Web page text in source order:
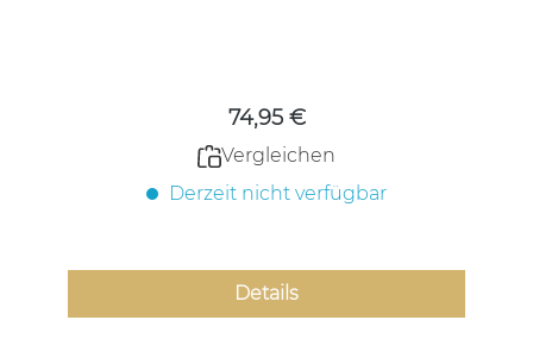
74,95 €
Vergleichen
Derzeit nicht verfügbar
Details